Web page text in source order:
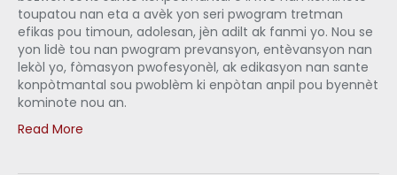
toupatou nan eta a avèk yon seri pwogram tretman
efikas pou timoun, adolesan, jèn adilt ak fanmi yo. Nou se
yon lidè tou nan pwogram prevansyon, entèvansyon nan
lekòl yo, fòmasyon pwofesyonèl, ak edikasyon nan sante
konpòtmantal sou pwoblèm ki enpòtan anpil pou byennèt
kominote nou an.
Read More